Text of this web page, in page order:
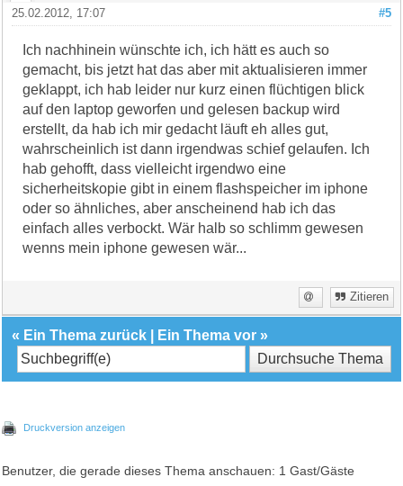
#5
25.02.2012, 17:07
Ich nachhinein wünschte ich, ich hätt es auch so
gemacht, bis jetzt hat das aber mit aktualisieren immer
geklappt, ich hab leider nur kurz einen flüchtigen blick
auf den laptop geworfen und gelesen backup wird
erstellt, da hab ich mir gedacht läuft eh alles gut,
wahrscheinlich ist dann irgendwas schief gelaufen. Ich
hab gehofft, dass vielleicht irgendwo eine
sicherheitskopie gibt in einem flashspeicher im iphone
oder so ähnliches, aber anscheinend hab ich das
einfach alles verbockt. Wär halb so schlimm gewesen
wenns mein iphone gewesen wär...
Zitieren
« Ein Thema zurück Ein Thema vor »
Druckversion anzeigen
Benutzer, die gerade dieses Thema anschauen: 1 Gast/Gäste